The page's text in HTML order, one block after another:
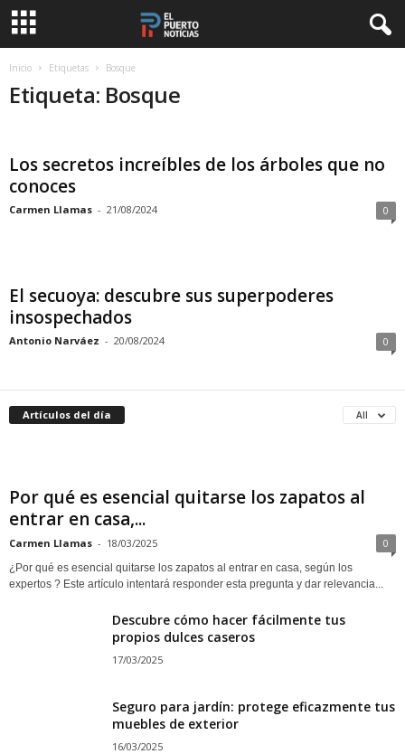
Inicio Etiquetas Bosque
Etiqueta: Bosque
Los secretos increíbles de los árboles que no
conoces
Carmen Llamas - 21/08/2024 0
El secuoya: descubre sus superpoderes
insospechados
Antonio Narváez - 20/08/2024 0
Artículos del día All
Por qué es esencial quitarse los zapatos al
entrar en casa,...
Carmen Llamas - 18/03/2025 0
¿Por qué es esencial quitarse los zapatos al entrar en casa, según los
expertos ? Este artículo intentará responder esta pregunta y dar relevancia...
Descubre cómo hacer fácilmente tus
propios dulces caseros
17/03/2025
Seguro para jardín: protege eficazmente tus
muebles de exterior
16/03/2025